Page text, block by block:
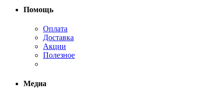
Помощь
Оплата
Доставка
Акции
Полезное
Медиа